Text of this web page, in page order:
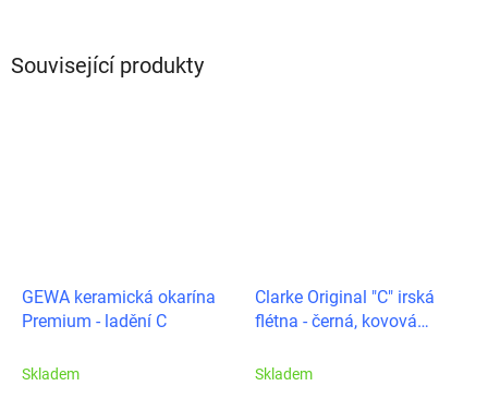
Související produkty
GEWA keramická okarína
Premium - ladění C
Skladem
Clarke Original "C" irská
flétna - černá, kovová
vložkou
Skladem